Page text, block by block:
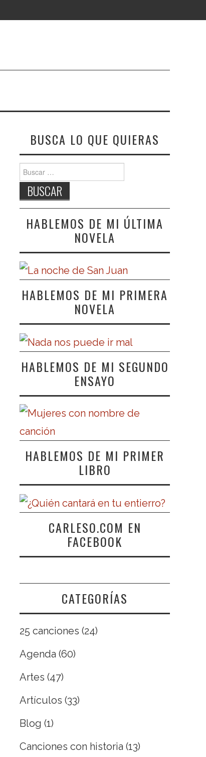
BUSCA LO QUE QUIERAS
Buscar:
HABLEMOS DE MI ÚLTIMA
NOVELA
HABLEMOS DE MI PRIMERA
NOVELA
HABLEMOS DE MI SEGUNDO
ENSAYO
HABLEMOS DE MI PRIMER
LIBRO
CARLESO.COM EN
FACEBOOK
CATEGORÍAS
25 canciones (24)
Agenda (60)
Artes (47)
Artículos (33)
Blog (1)
Canciones con historia (13)